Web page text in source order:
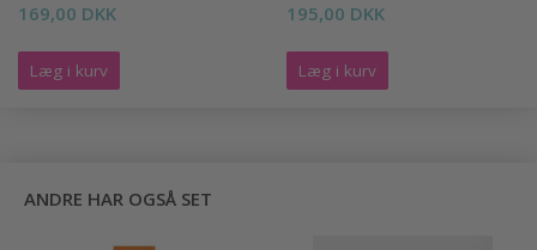
169,00 DKK
Læg i kurv
195,00 DKK
Læg i kurv
ANDRE HAR OGSÅ SET